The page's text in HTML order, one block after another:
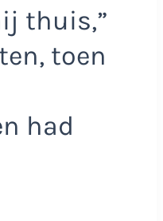
thuis,”
toen
had